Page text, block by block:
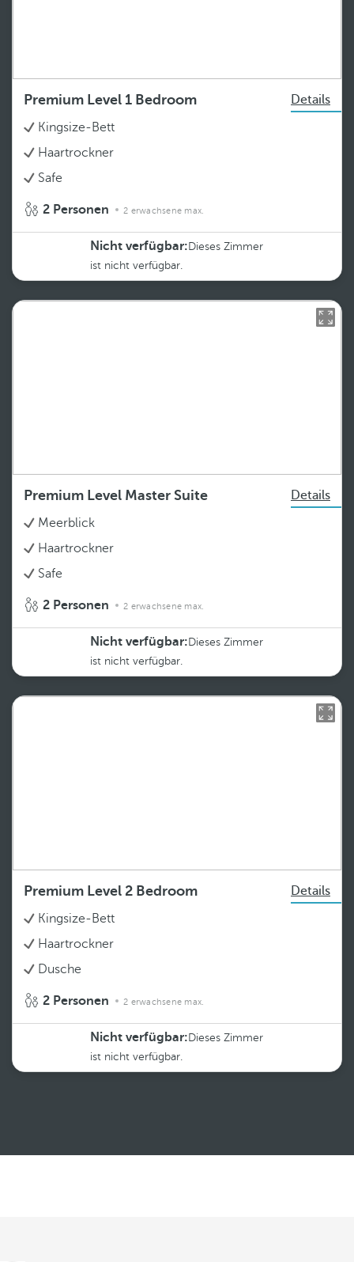
Premium Level 1 Bedroom
Details
Kingsize-Bett
Haartrockner
Safe
2 Personen 2 erwachsene max.
Nicht verfügbar: Dieses Zimmer
ist nicht verfügbar.
Premium Level Master Suite
Details
Meerblick
Haartrockner
Safe
2 Personen 2 erwachsene max.
Nicht verfügbar: Dieses Zimmer
ist nicht verfügbar.
Premium Level 2 Bedroom
Details
Kingsize-Bett
Haartrockner
Dusche
2 Personen 2 erwachsene max.
Nicht verfügbar: Dieses Zimmer
ist nicht verfügbar.